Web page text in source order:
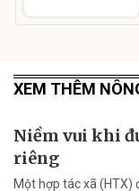
XEM THÊM
Niềm vui khi
riêng
Một hợp tác xã (HTX)